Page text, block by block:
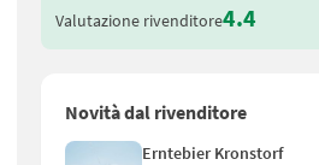
Ölbadgetriebe +
Valutazione rivenditore4.4
Novità dal rivenditore
Erntebier Kronstorf